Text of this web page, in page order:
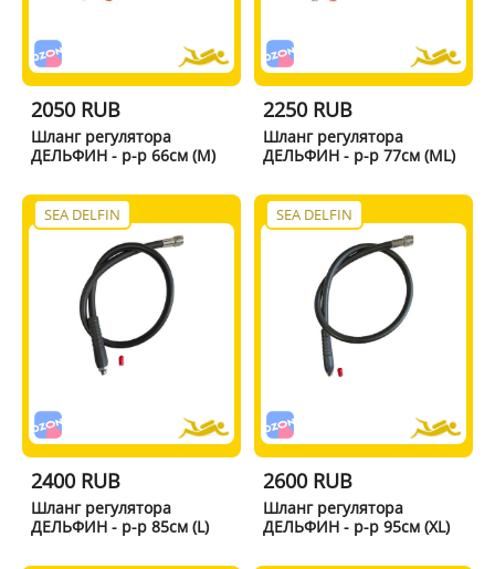
2050 RUB
Шланг регулятора
ДЕЛЬФИН - р-р 66см (M)
2250 RUB
Шланг регулятора
ДЕЛЬФИН - р-р 77см (ML)
SEA DELFIN
2400 RUB
Шланг регулятора
ДЕЛЬФИН - р-р 85см (L)
SEA DELFIN
2600 RUB
Шланг регулятора
ДЕЛЬФИН - р-р 95см (XL)